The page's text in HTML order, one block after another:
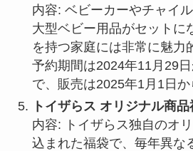
内容: ベビーカーやチャイル
大型ベビー用品がセットに
を持つ家庭には非常に魅力
予約期間は2024年11月29
で、販売は2025年1月1日か
トイザらス オリジナル商品
内容: トイザらス独自のオ
込まれた福袋で、毎年異な